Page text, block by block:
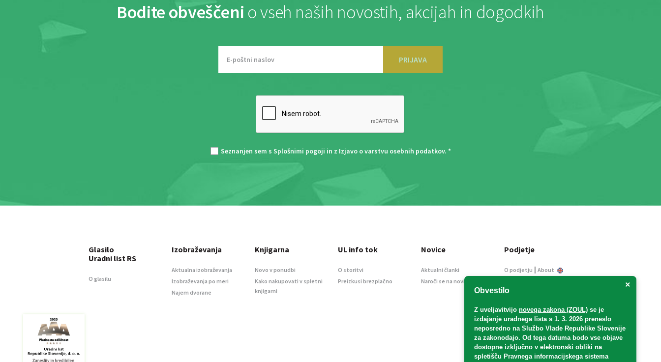
Bodite obveščeni o vseh naših novostih, akcijah in dogodkih
PRIJAVA
Seznanjen sem s Splošnimi pogoji in z Izjavo o varstvu osebnih podatkov. *
×
Obvestilo
Z uveljavitvijo novega zakona (ZOUL) se je
izdajanje uradnega lista s 1. 3. 2026 preneslo
neposredno na Službo Vlade Republike Slovenije
za zakonodajo. Od tega datuma bodo vse objave
dostopne izključno v elektronski obliki na
spletišču Pravnega informacijskega sistema
Glasilo
Uradni list RS
O glasilu
Izobraževanja
Aktualna izobraževanja
Izobraževanja po meri
Najem dvorane
Knjigarna
Novo v ponudbi
Kako nakupovati v spletni
knjigarni
UL info tok
O storitvi
Preizkusi brezplačno
Novice
Aktualni članki
Naroči se na novice
Podjetje
O podjetju | About
Informacije javnega
Oglaševanje
Splošni pogoji
Izjava o varstvu osebnih
podatkov
E-dražbe